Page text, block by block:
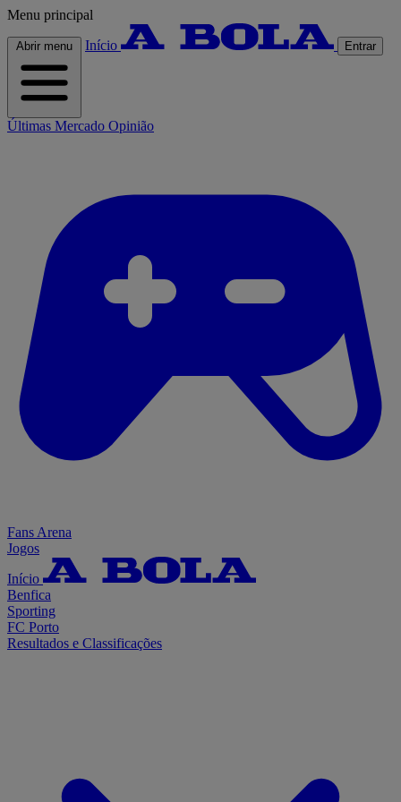
Menu principal
Abrir menu Início Entrar
Últimas Mercado Opinião
Fans Arena
Jogos
Início
Benfica
Sporting
FC Porto
Resultados e Classificações